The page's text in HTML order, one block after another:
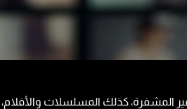
المشفرة، كذلك المسلسلات